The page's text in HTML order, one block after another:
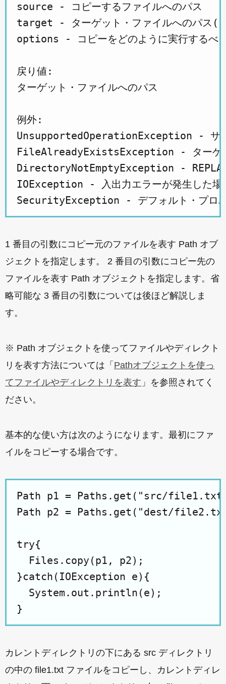
source - コピーするファイルへのパス
target - ターゲット・ファイルへのパス(ソ
options - コピーをどのように実行するべ
戻り値:
ターゲット・ファイルへのパス
例外:
UnsupportedOperationException - サポ
FileAlreadyExistsException - ターゲット
DirectoryNotEmptyException -
IOException - 入出力エラーが発生した場
1 番目の引数にコピー元のファイルを表す Path オブ
ジェクトを指定します。 2 番目の引数にコピー先の
ファイルを表す Path オブジェクトを指定します。省
略可能な 3 番目の引数については後ほど解説しま
す。
※ Path オブジェクトを使ってファイルやディレクト
リを表す方法については「 Pathオブジェクトを使っ
てファイルやディレクトリを表す 」を参照されてく
ださい。
基本的な使い方は次のようになります。最初にファ
イルをコピーする場合です。
Path p1 = Paths.get("src/
Path p2 = Paths.get("dest/
try{
  Files.copy(p1, p2);
}catch(IOException e){
  System.out.println(e);
カレントディレクトリの下にある src ディレクトリ
の中の file1.txt ファイルをコピーし、カレントディレ